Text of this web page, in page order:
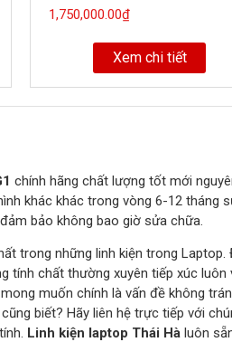
01,750,000.00₫
Xem chi tiết
chính hãng chất lượng tốt mới
khác khác trong vòng 6-12 tháng
bảo không bao giờ sửa chữa.
trong những linh kiện trong
tính chất thường xuyên tiếp xúc
muốn chính là vấn đề không
biết? Hãy liên hệ trực tiếp với
Linh kiện laptop Thái Hà luôn